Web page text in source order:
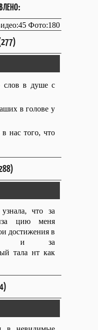
Фото:180
слов в душе с
в голове у
нас того, что
что за
цию меня
достижения в
и за
тала нт как